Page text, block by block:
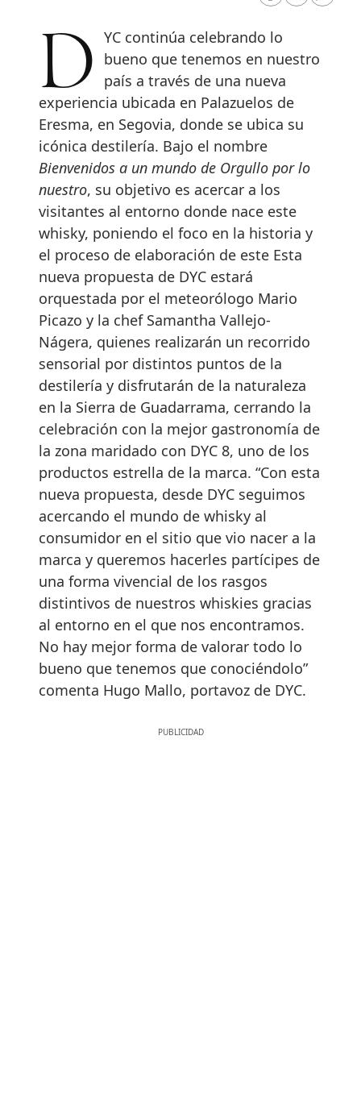
DYC continúa celebrando lo
bueno que tenemos en nuestro
país a través de una nueva
experiencia ubicada en Palazuelos de
Eresma, en Segovia, donde se ubica su
icónica destilería. Bajo el nombre
Bienvenidos a un mundo de Orgullo por lo
nuestro, su objetivo es acercar a los
visitantes al entorno donde nace este
whisky, poniendo el foco en la historia y
el proceso de elaboración de este Esta
nueva propuesta de DYC estará
orquestada por el meteorólogo Mario
Picazo y la chef Samantha Vallejo-
Nágera, quienes realizarán un recorrido
sensorial por distintos puntos de la
destilería y disfrutarán de la naturaleza
en la Sierra de Guadarrama, cerrando la
celebración con la mejor gastronomía de
la zona maridado con DYC 8, uno de los
productos estrella de la marca. “Con esta
nueva propuesta, desde DYC seguimos
acercando el mundo de whisky al
consumidor en el sitio que vio nacer a la
marca y queremos hacerles partícipes de
una forma vivencial de los rasgos
distintivos de nuestros whiskies gracias
al entorno en el que nos encontramos.
No hay mejor forma de valorar todo lo
bueno que tenemos que conociéndolo”
comenta Hugo Mallo, portavoz de DYC.